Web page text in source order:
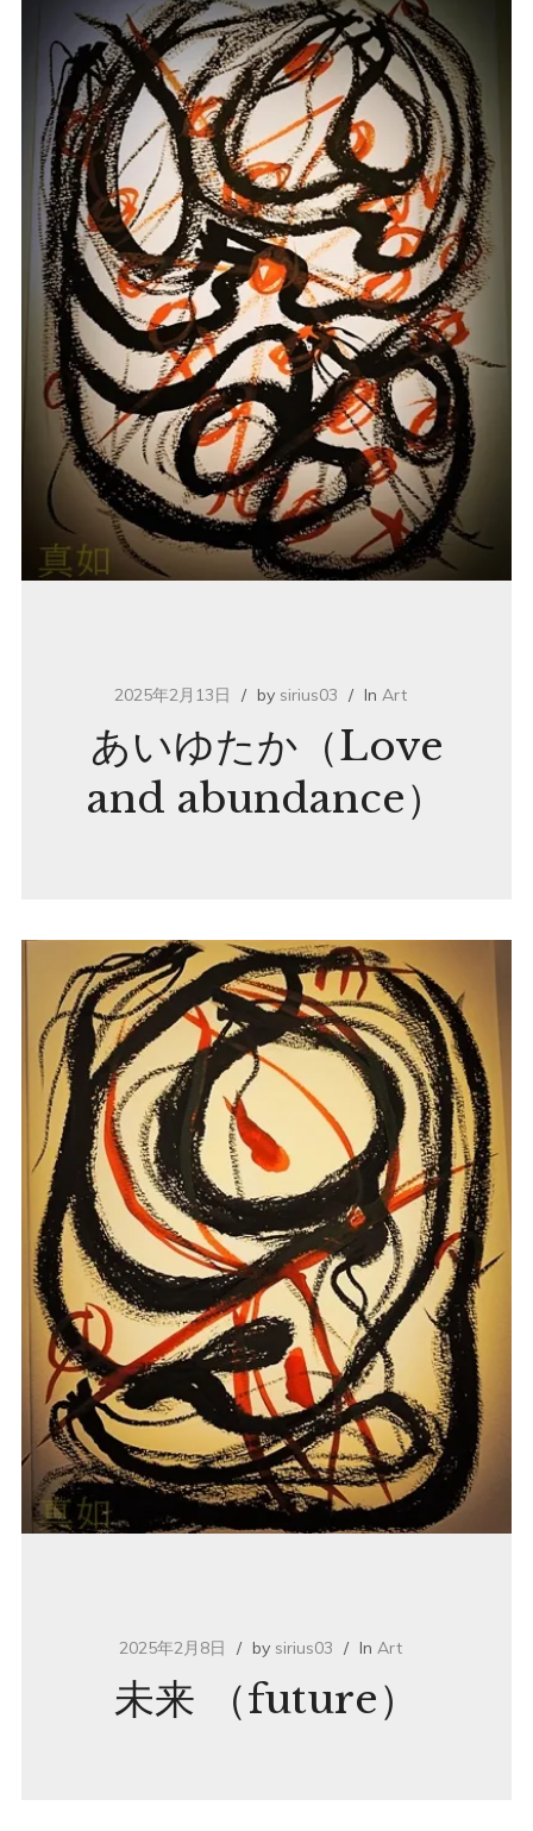
2025年2月13日 by sirius03 In Art
あいゆたか（Love
and abundance）
2025年2月8日 by sirius03 In Art
未来 （future）